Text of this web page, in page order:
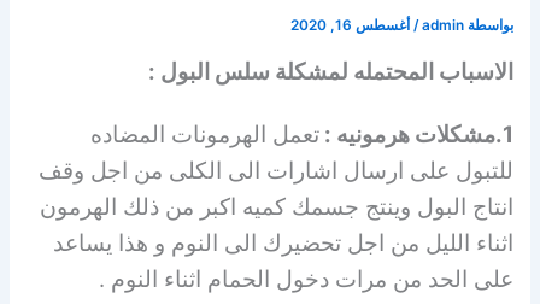
بواسطة admin
/ أغسطس 16, 2020
الاسباب المحتمله لمشكلة سلس البول :
1.مشكلات هرمونيه :
تعمل الهرمونات المضاده
للتبول على ارسال اشارات الى الكلى من اجل وقف
انتاج البول وينتج جسمك كميه اكبر من ذلك الهرمون
اثناء الليل من اجل تحضيرك الى النوم و هذا يساعد
على الحد من مرات دخول الحمام اثناء النوم .